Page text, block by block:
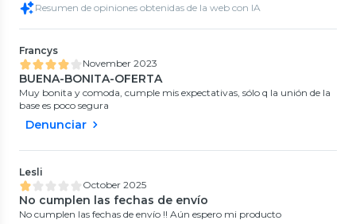
Resumen de opiniones obtenidas de la web con IA
Francys
November 2023
BUENA-BONITA-OFERTA
Muy bonita y comoda, cumple mis expectativas, sólo q la unión de la
base es poco segura
Denunciar
Lesli
October 2025
No cumplen las fechas de envío
No cumplen las fechas de envío !! Aún espero mi producto